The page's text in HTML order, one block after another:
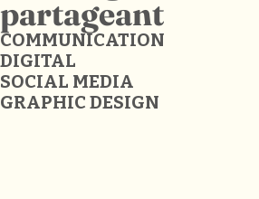
partageant
COMMUNICATION
DIGITAL
SOCIAL MEDIA
GRAPHIC DESIGN